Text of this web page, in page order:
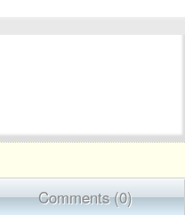
Comments (0)